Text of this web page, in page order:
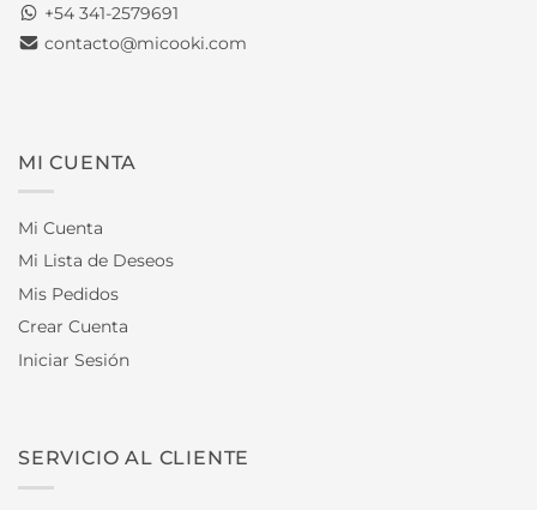
+54 341-2579691
contacto@micooki.com
MI CUENTA
Mi Cuenta
Mi Lista de Deseos
Mis Pedidos
Crear Cuenta
Iniciar Sesión
SERVICIO AL CLIENTE